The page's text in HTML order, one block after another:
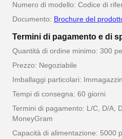
Numero di modello: Codice di
Documento: Brochure del
Termini di pagamento e di
Quantità di ordine minimo: 300
Prezzo: Negoziabile
Imballaggi particolari:
Tempi di consegna: 60 giorni
Termini di pagamento: L/C, D/A,
MoneyGram
Capacità di alimentazione: 5000